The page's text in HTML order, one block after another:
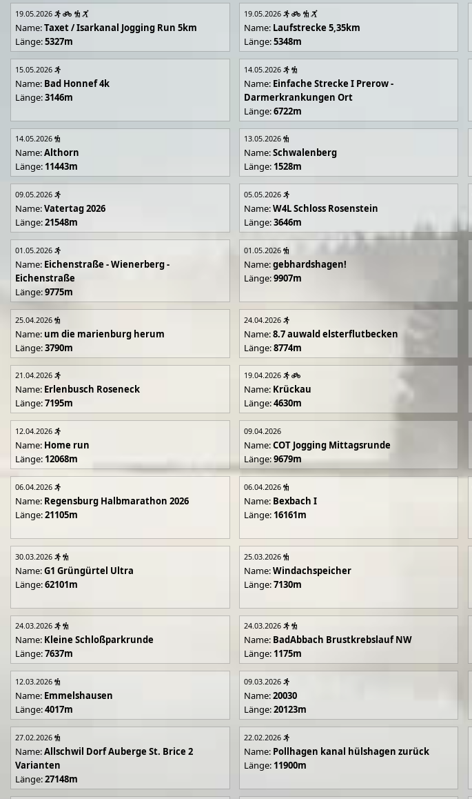
19.05.2026
Name:Taxet / Isarkanal Jogging Run 5km
Länge:5327m
19.05.2026
Name: Laufstrecke 5,35km
Länge:5348m
15.05.2026
Name: Bad Honnef 4k
Länge:3146m
14.05.2026
Name: Einfache Strecke I Prerow -
Darmerkrankungen Ort
Länge:6722m
14.05.2026
Name:Althorn
Länge: 11443m
13.05.2026
Name:Schwalenberg
Länge: 1528m
09.05.2026
Name:Vatertag 2026
Länge:21548m
05.05.2026
Name:W4L Schloss Rosenstein
Länge:3646m
01.05.2026
Name: Eichenstraße - Wienerberg -
Eichenstraße
Länge:9775m
01.05.2026
Name:gebhardshagen!
Länge:9907m
25.04.2026
Name: um die marienburg herum
Länge:3790m
24.04.2026
Name:8.7 auwald elsterflutbecken
Länge:8774m
21.04.2026
Name: Erlenbusch Roseneck
Länge:7195m
19.04.2026
Name: Krückau
Länge:4630m
12.04.2026
Name: Home run
Länge: 12068m
09.04.2026
Name:COT Jogging Mittagsrunde
Länge:9679m
06.04.2026
Name: Regensburg Halbmarathon 2026
Länge:21105m
06.04.2026
Name: Bexbach I
Länge: 16161m
30.03.2026
Name:G1 Grüngürtel Ultra
Länge:62101m
25.03.2026
Name:Windachspeicher
Länge:7130m
24.03.2026
Name: Kleine Schloßparkrunde
Länge:7637m
24.03.2026
Name: BadAbbach Brustkrebslauf NW
Länge: 1175m
12.03.2026
Name: Emmelshausen
Länge:4017m
09.03.2026
Name:20030
Länge:20123m
27.02.2026
Name:Allschwil Dorf Auberge St. Brice 2
Varianten
Länge:27148m
22.02.2026
Name: Pollhagen kanal hülshagen zurück
Länge: 11900m